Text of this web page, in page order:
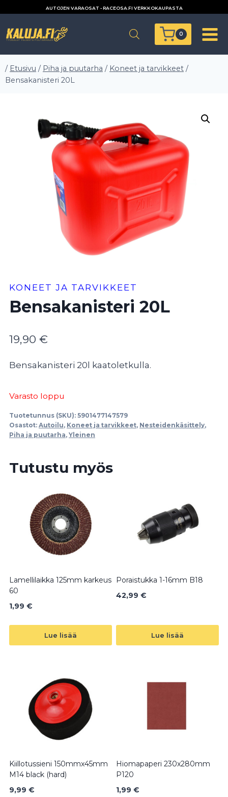
AUTOJEN VARAOSAT - RACEOSA.FI VERKKOKAUPASTA
0
/ Etusivu / Piha ja puutarha / Koneet ja tarvikkeet /
Bensakanisteri 20L
KONEET JA TARVIKKEET
Bensakanisteri 20L
19,90 €
Bensakanisteri 20l kaatoletkulla.
Varasto loppu
Tuotetunnus (SKU): 5901477147579
Osastot: Autoilu, Koneet ja tarvikkeet, Nesteidenkäsittely,
Piha ja puutarha, Yleinen
Tutustu myös
Lamellilaikka 125mm karkeus
60
1,99 €
Lue lisää
Poraistukka 1-16mm B18
42,99 €
Lue lisää
Kiillotussieni 150mmx45mm
M14 black (hard)
9,99 €
Hiomapaperi 230x280mm
P120
1,99 €